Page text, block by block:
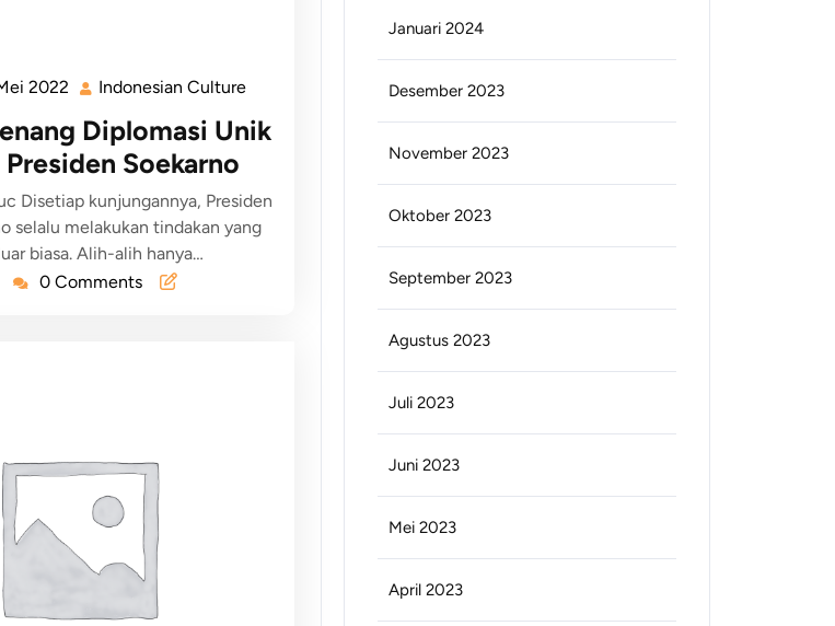
2022 Indonesian Culture
Diplomasi Unik
Soekarno
Disetiap kunjungannya, Presiden
selalu melakukan tindakan yang
biasa. Alih-alih hanya…
0 Comments
Januari 2024
Desember 2023
November 2023
Oktober 2023
September 2023
Agustus 2023
Juli 2023
Juni 2023
Mei 2023
April 2023